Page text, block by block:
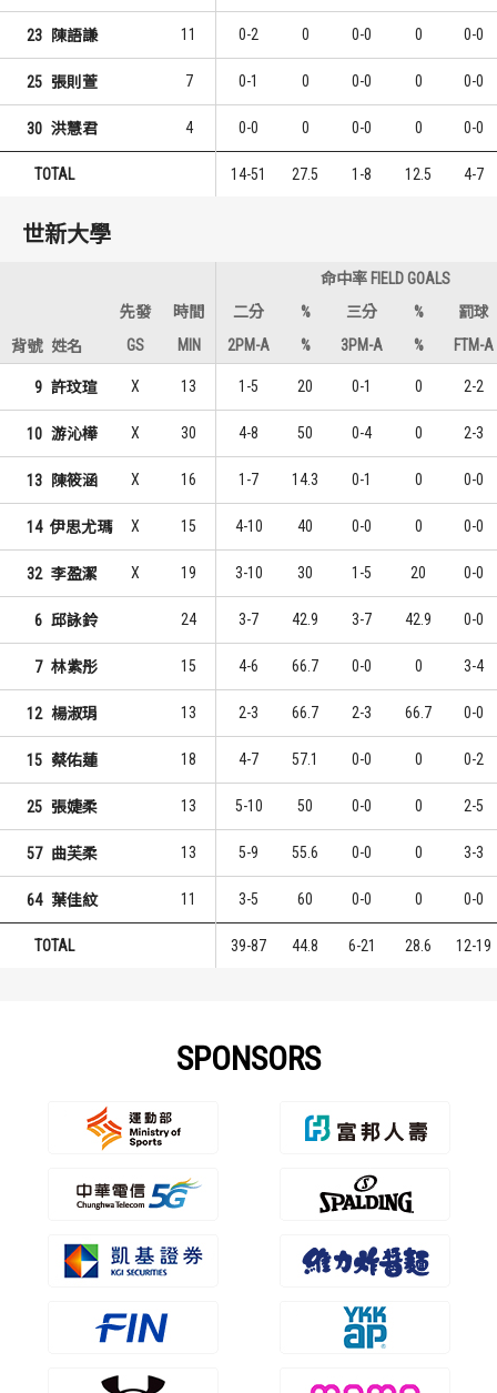
23 陳語謙 11 0-2 0 0-0 0 0-0
25 張則萱 7 0-1 0 0-0 0 0-0
30 洪慧君 4 0-0 0 0-0 0 0-0
TOTAL 14-51 27.5 1-8 12.5 4-7
世新大學
命中率 FIELD GOALS
先發
時間 二分 % 三分 %
罰球
背號 姓名 GS MIN 2PM-A % 3PM-A % FTM-A
9 許玟瑄 X 13 1-5 20 0-1 0 2-2
10 游沁樺 X 30 4-8 50 0-4 0 2-3
13 陳筱涵 X 16 1-7 14.3 0-1 0 0-0
14 伊思尤瑪 X 15 4-10 40 0-0 0 0-0
32 李盈潔 X 19 3-10 30 1-5 20 0-0
6 邱詠鈴 24 3-7 42.9 3-7 42.9 0-0
7 林紫彤 15 4-6 66.7 0-0 0 3-4
12 楊淑琄 13 2-3 66.7 2-3 66.7 0-0
15 蔡佑蓮 18 4-7 57.1 0-0 0 0-2
25 張婕柔 13 5-10 50 0-0 0 2-5
57 曲芙柔 13 5-9 55.6 0-0 0 3-3
64 葉佳紋 11 3-5 60 0-0 0 0-0
TOTAL 39-87 44.8 6-21 28.6 12-19
SPONSORS